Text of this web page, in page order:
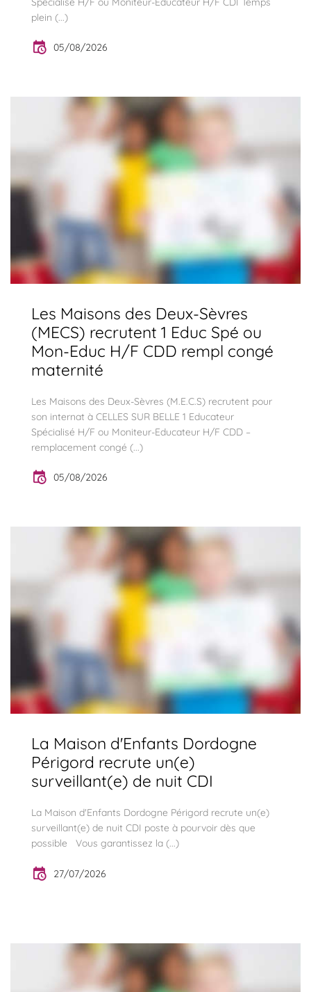
plein (...)
05/08/2026
Les Maisons des Deux-Sèvres
(MECS) recrutent 1 Educ Spé ou
Mon-Educ H/F CDD rempl congé
maternité
Les Maisons des Deux-Sèvres (M.E.C.S) recrutent pour
son internat à CELLES SUR BELLE 1 Educateur
Spécialisé H/F ou Moniteur-Educateur H/F CDD –
remplacement congé (...)
05/08/2026
La Maison d'Enfants Dordogne
Périgord recrute un(e)
surveillant(e) de nuit CDI
La Maison d'Enfants Dordogne Périgord recrute un(e)
surveillant(e) de nuit CDI poste à pourvoir dès que
possible Vous garantissez la (...)
27/07/2026